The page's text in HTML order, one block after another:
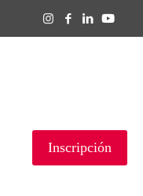
Inscripción